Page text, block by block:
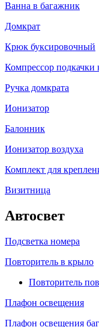
Ванна в багажник
Домкрат
Крюк буксировочный
Компрессор подкачки
Ручка домкрата
Ионизатор
Балонник
Ионизатор воздуха
Комплект для
Визитница
Автосвет
Подсветка номера
Повторитель в крыло
Повторитель
Плафон освещения
Плафон освещения